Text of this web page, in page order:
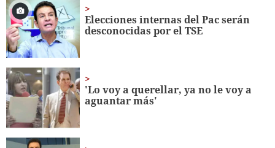
Elecciones internas del Pac serán
desconocidas por el TSE
'Lo voy a querellar, ya no le voy a
aguantar más'